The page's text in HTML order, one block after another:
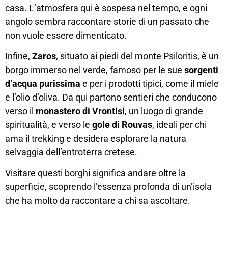
casa. L’atmosfera qui è sospesa nel tempo, e ogni
angolo sembra raccontare storie di un passato che
non vuole essere dimenticato.
Infine, Zaros, situato ai piedi del monte Psiloritis, è un
borgo immerso nel verde, famoso per le sue sorgenti
d’acqua purissima e per i prodotti tipici, come il miele
e l’olio d’oliva. Da qui partono sentieri che conducono
verso il monastero di Vrontisi, un luogo di grande
spiritualità, e verso le gole di Rouvas, ideali per chi
ama il trekking e desidera esplorare la natura
selvaggia dell’entroterra cretese.
Visitare questi borghi significa andare oltre la
superficie, scoprendo l’essenza profonda di un’isola
che ha molto da raccontare a chi sa ascoltare.